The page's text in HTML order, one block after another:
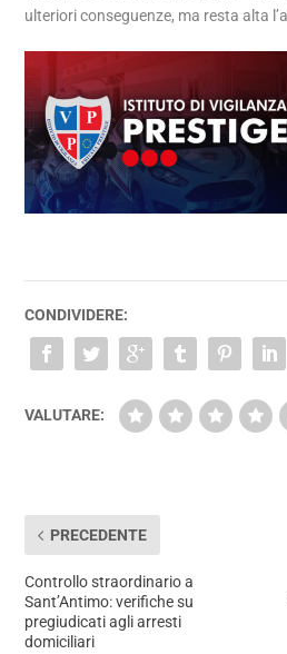
ulteriori conseguenze, ma resta alta
CONDIVIDERE:
VALUTARE:
PRECEDENTE
Controllo straordinario a
Sant’Antimo: verifiche su
pregiudicati agli arresti
domiciliari